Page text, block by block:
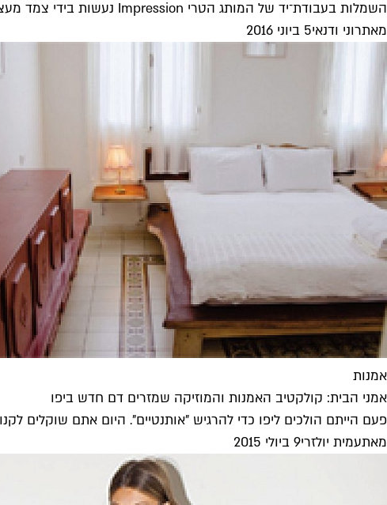
השמלות בעבודת־יד של המותג הטרי Impression נעשות בידי צמד מעצבות גרפיות. לא פלא שהן מתייחסות לבגדים כמו לאמנות לבישה
מאתרוני ודנאי5 ביוני 2016
אמנות
אמני הבית: קולקטיב האמנות והמוזיקה שמזרים דם חדש ביפו
פעם הייתם הולכים ליפו כדי להרגיש "אותנטיים". היום אתם שוקלים
מאתעמית יולזרי9 ביולי 2015